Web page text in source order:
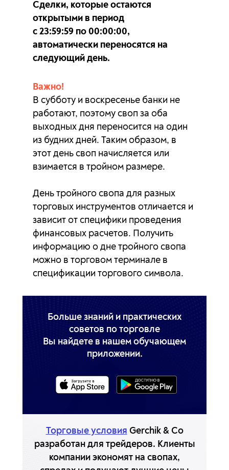
NZDCHF 1.91п
NZDJPY
NZDSGD 0п 0п
NZDUSD -3.93п 0.56п
TRYJPY 1.79п -4.16п
USDCAD 2.51п -8.96п
USDCHF 5.43п -12.67п
USDCZK
USDDKK 20.85п -51.92п
18.75п
USDHUF -24.21п 9.68п
USDMXN -238.11п 66.06п
USDNOK -25.92п 0.49п
Сделки, которые остаются
открытыми в период
с 23:59:59 по 00:00:00,
автоматически переносятся на
следующий день.
Важно!
В субботу и воскресенье банки не
работают, поэтому своп за оба
выходных дня переносится на один
из будних дней. Таким образом, в
этот день своп начисляется или
взимается в тройном размере.
День тройного свопа для разных
торговых инструментов отличается и
зависит от специфики проведения
финансовых расчетов. Получить
информацию о дне тройного свопа
можно в торговом терминале в
спецификации торгового символа.
Больше знаний и практических
советов по торговле
Вы найдете в нашем обучающем
приложении.
Торговые условия Gerchik & Co
разработан для трейдеров. Клиенты
компании экономят на свопах,